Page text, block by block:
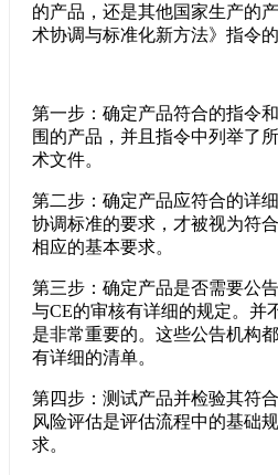
的产品，还是其他国家生产的
术协调与标准化新方法》指令
第一步：确定产品符合的指令
围的产品，并且指令中列举了
术文件。
第二步：确定产品应符合的详
协调标准的要求，才被视为符
相应的基本要求。
第三步：确定产品是否需要公
与CE的审核有详细的规定。并
是非常重要的。这些公告机构
有详细的清单。
第四步：测试产品并检验其符
风险评估是评估流程中的基础
求。